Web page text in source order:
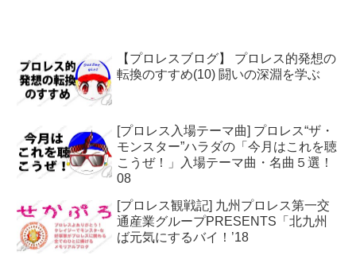
【プロレスブログ】 プロレス的発想の
転換のすすめ(10) 闘いの深淵を学ぶ
[プロレス入場テーマ曲] プロレス“ザ・
モンスター”ハラダの「今月はこれを聴
こうぜ！」入場テーマ曲・名曲５選！
08
[プロレス観戦記] 九州プロレス第一交
通産業グループPRESENTS「北九州
ば元気にするバイ！’18